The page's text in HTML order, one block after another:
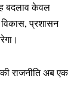
बदलाव केवल
विकास, प्रशासन
राजनीति अब एक